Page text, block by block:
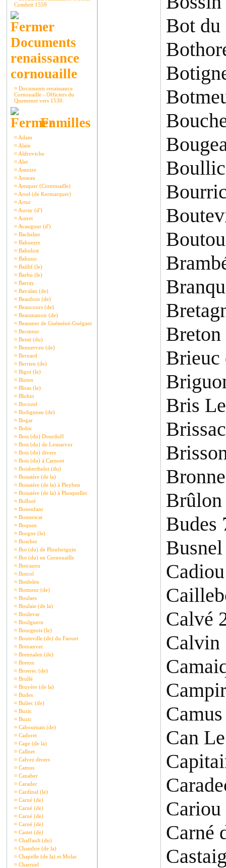
Combrit 1559
Documents
renaissance
cornouaille
¤ Documents renaissance
Cornouaille - Officiers du
Quemenet vers 1530.
Familles
¤ Adam
¤ Alain
¤ Aldroviche
¤ Alet
¤ Amezre
¤ Anseau
¤ Ansquer (Cornouaille)
¤ Arrel (de Kermarquer)
¤ Artur
¤ Auray (d')
¤ Autret
¤ Avaugour (d')
¤ Bachelier
¤ Bahuezre
¤ Bahulost
¤ Bahuno
¤ Baillif (le)
¤ Barbu (le)
¤ Barray
¤ Bavalan (de)
¤ Beaubois (de)
¤ Beaucours (de)
¤ Beaumanoir (de)
¤ Beaumer de Guéméné-Guégant
¤ Becmeur
¤ Beisit (du)
¤ Bennerven (de)
¤ Bernard
¤ Berrien (de)
¤ Bigot (le)
¤ Bizien
¤ Bloas (le)
¤ Blohio
¤ Bocozel
¤ Bodigneau (de)
¤ Bogar
¤ Bohic
¤ Bois (du) Dourduff
¤ Bois (du) de Lesnarvor
¤ Bois (du) divers
¤ Bois (du) à Carnoet
¤ Boisberthelot (du)
¤ Boissière (de la)
¤ Boissière (de la) à Pleyben
¤ Boissière (de la) à Plusquellec
¤ Bolloré
¤ Bonenfant
¤ Bonnescat
¤ Boquen
¤ Borgne (le)
¤ Boscher
¤ Bot (du) de Plouferiguin
¤ Bot (du) en Cornouaille
¤ Botcazou
¤ Botcol
¤ Botdelen
¤ Botmeur (de)
¤ Boulaes
¤ Boulaie (de la)
¤ Boulevar
¤ Boulguern
¤ Bourgeois (le)
¤ Bouteville (de) du Faouet
¤ Brenanvec
¤ Brennalen (de)
¤ Breton
¤ Broerec (de)
¤ Brullé
¤ Bruyère (de la)
¤ Budes
¤ Buliec (de)
¤ Buzic
¤ Buzic
¤ Cabournais (de)
¤ Cadoret
¤ Cage (de la)
¤ Calloet
¤ Calvez divers
¤ Camus
¤ Canaber
¤ Caradec
¤ Cardinal (le)
¤ Carné (de)
¤ Carné (de)
¤ Carné (de)
¤ Carné (de)
¤ Castet (de)
¤ Chaffault (du)
¤ Chambre (de la)
¤ Chapelle (de la) et Molac
¤ Charruel
Bot du
Brieuc
Bris
Brûlon
Budes
Calvé
Calvin
Can
Cariou
Carné